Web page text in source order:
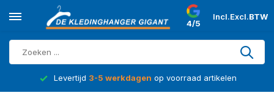
4/5
Incl.Excl.BTW
Levertijd 3-5 werkdagen op voorraad artikelen